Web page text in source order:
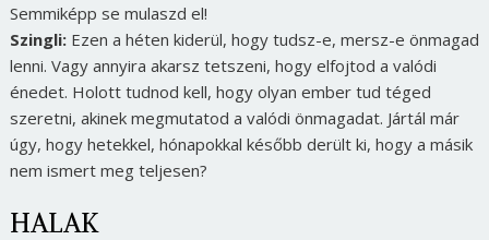
Semmiképp se mulaszd el!
Szingli:Ezen a héten kiderül, hogy tudsz-e, mersz-e önmagad
lenni. Vagy annyira akarsz tetszeni, hogy elfojtod a valódi
énedet. Holott tudnod kell, hogy olyan ember tud téged
szeretni, akinek megmutatod a valódi önmagadat. Jártál már
úgy, hogy hetekkel, hónapokkal később derült ki, hogy a másik
nem ismert meg teljesen?
HALAK